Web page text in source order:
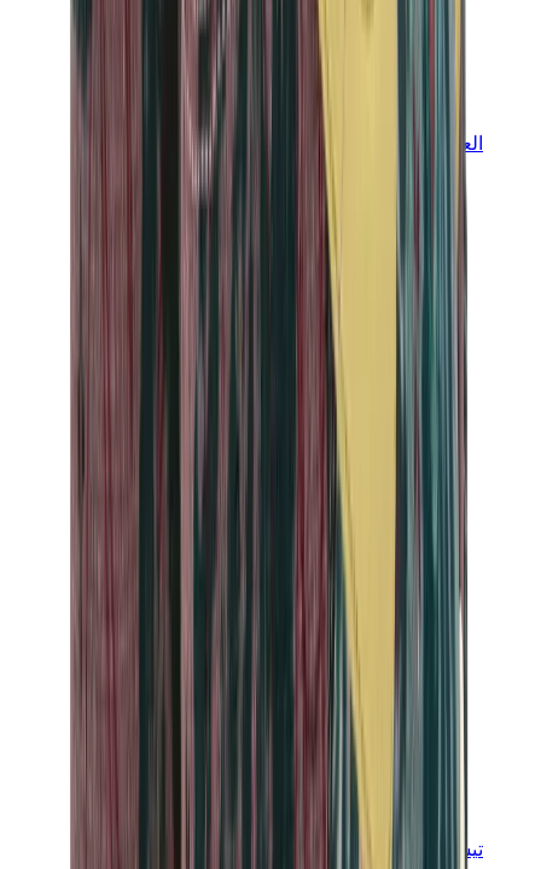
العلامات
بيرث أوف رويال تشايلد
درول دو مونسيور
ملابس ترافيس سكوت
فير أوف غاد × إيسنشالز
العلامات
تيشيرتات